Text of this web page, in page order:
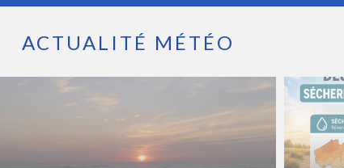
ACTUALITÉ MÉTÉO